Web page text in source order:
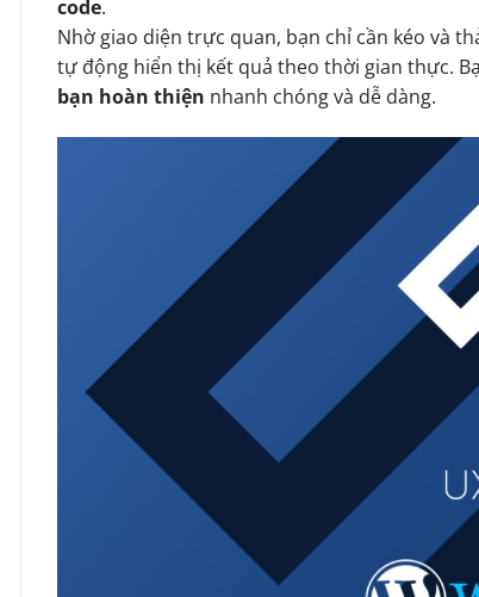
code.
Nhờ giao diện trực quan, bạn chỉ cần kéo và
tự động hiển thị kết quả theo thời gian thực.
bạn hoàn thiện nhanh chóng và dễ dàng.